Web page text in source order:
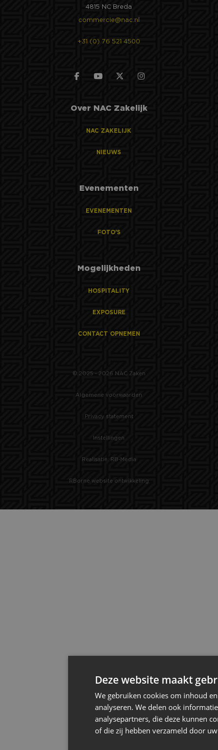
4815 NC Breda
commercie@nac.nl
+31 (0) 76 521 4500
Over NAC Zakelijk
NAC ZAKELIJK
NIEUWS
Evenementen
EVENEMENTEN
FOTO'S
Mogelijkheden
HOSPITALITY
EXPOSURE
CONTACT OPNEMEN
© 2025 - 2026 NAC Zaken
Algemene voorwaarden
Privacy statement
Instellingen
Realisatie: RB-Media
RBorne website ontwikkeling
Deze website maakt
We gebruiken cookies om inhoud
analyseren. We delen ook
analysepartners, die deze kunnen
of die zij hebben verzameld door